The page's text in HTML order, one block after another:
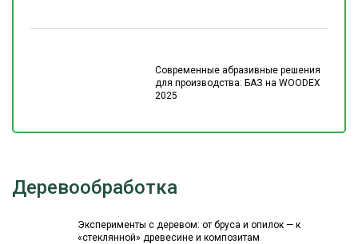
Современные абразивные решения
для производства: БАЗ на WOODEX
2025
Деревообработка
Эксперименты с деревом: от бруса и опилок — к
«стеклянной» древесине и композитам